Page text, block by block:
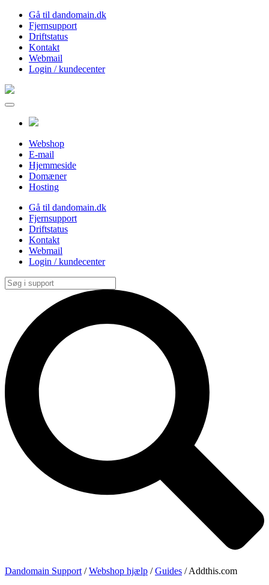
Gå til dandomain.dk
Fjernsupport
Driftstatus
Kontakt
Webmail
Login / kundecenter
Webshop
E-mail
Hjemmeside
Domæner
Hosting
Gå til dandomain.dk
Fjernsupport
Driftstatus
Kontakt
Webmail
Login / kundecenter
Dandomain Support /Webshop hjælp /Guides /Addthis.com